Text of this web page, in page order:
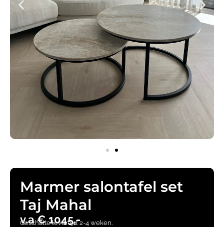
Marmer salontafel set
Taj Mahal
v.a € 1045,-
Geschatte levertijd: 2-4 weken.